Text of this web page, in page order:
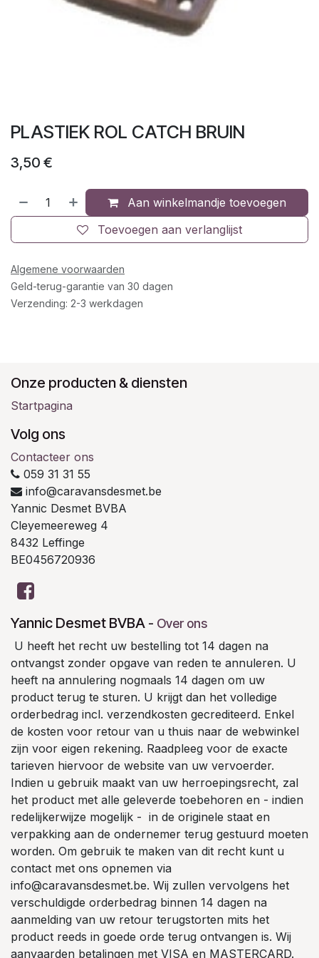
PLASTIEK ROL CATCH BRUIN
3,50 €
Aan winkelmandje toevoegen
Toevoegen aan verlanglijst
Algemene voorwaarden
Geld-terug-garantie van 30 dagen
Verzending: 2-3 werkdagen
Onze producten & diensten
Startpagina
Volg ons
Contacteer ons
059 31 31 55
info@caravansdesmet.be
Yannic Desmet BVBA
Cleyemeereweg 4
8432 Leffinge
BE0456720936
Yannic Desmet BVBA - Over ons
U heeft het recht uw bestelling tot 14 dagen na
ontvangst zonder opgave van reden te annuleren. U
heeft na annulering nogmaals 14 dagen om uw
product terug te sturen. U krijgt dan het volledige
orderbedrag incl. verzendkosten gecrediteerd. Enkel
de kosten voor retour van u thuis naar de webwinkel
zijn voor eigen rekening. Raadpleeg voor de exacte
tarieven hiervoor de website van uw vervoerder.
Indien u gebruik maakt van uw herroepingsrecht, zal
het product met alle geleverde toebehoren en - indien
redelijkerwijze mogelijk - in de originele staat en
verpakking aan de ondernemer terug gestuurd moeten
worden. Om gebruik te maken van dit recht kunt u
contact met ons opnemen via
info@caravansdesmet.be. Wij zullen vervolgens het
verschuldigde orderbedrag binnen 14 dagen na
aanmelding van uw retour terugstorten mits het
product reeds in goede orde terug ontvangen is. Wij
aanvaarden betalingen met VISA en MASTERCARD.